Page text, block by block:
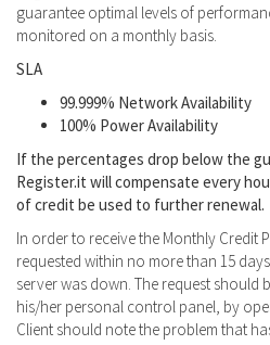
guarantee optimal levels of
monitored on a monthly basis.
SLA
99.999% Network Availability
100% Power Availability
If the percentages drop below the
Register.it will compensate every
of credit be used to further renewal.
In order to receive the Monthly Credit
requested within no more than 15
server was down. The request should
his/her personal control panel, by
Client should note the problem that